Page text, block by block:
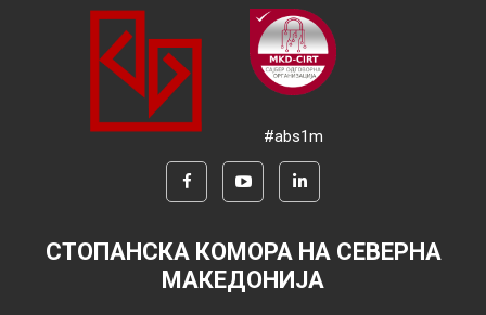
#abs1m
СТОПАНСКА КОМОРА НА СЕВЕРНА
МАКЕДОНИЈА